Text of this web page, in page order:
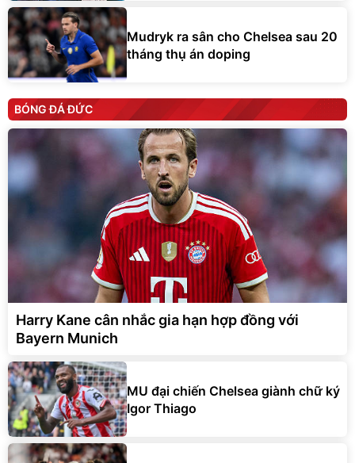
Mudryk ra sân cho Chelsea sau 20
tháng thụ án doping
BÓNG ĐÁ ĐỨC
Harry Kane cân nhắc gia hạn hợp đồng với
Bayern Munich
MU đại chiến Chelsea giành chữ ký
Igor Thiago